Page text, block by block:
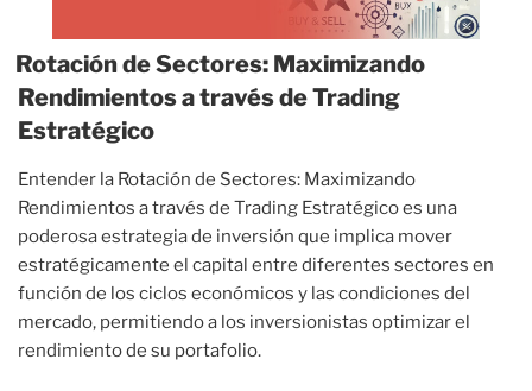
Rotación de Sectores: Maximizando
Rendimientos a través de Trading
Estratégico
Entender la Rotación de Sectores: Maximizando
Rendimientos a través de Trading Estratégico es una
poderosa estrategia de inversión que implica mover
estratégicamente el capital entre diferentes sectores en
función de los ciclos económicos y las condiciones del
mercado, permitiendo a los inversionistas optimizar el
rendimiento de su portafolio.